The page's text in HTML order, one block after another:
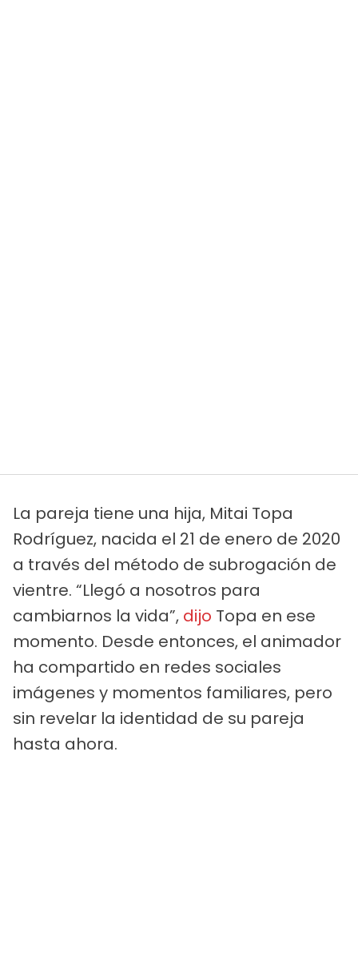
La pareja tiene una hija, Mitai Topa
Rodríguez, nacida el 21 de enero de 2020
a través del método de subrogación de
vientre. “Llegó a nosotros para
cambiarnos la vida”, dijo Topa en ese
momento. Desde entonces, el animador
ha compartido en redes sociales
imágenes y momentos familiares, pero
sin revelar la identidad de su pareja
hasta ahora.